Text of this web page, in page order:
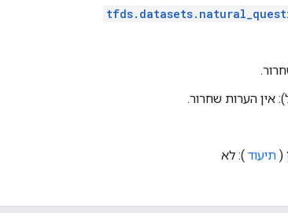
אין הערות שחרור.
( תיעוד ): לא